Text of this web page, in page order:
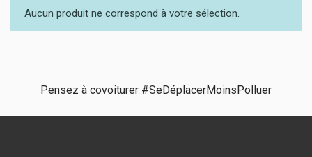
Aucun produit ne correspond à votre sélection.
Pensez à covoiturer #SeDéplacerMoinsPolluer